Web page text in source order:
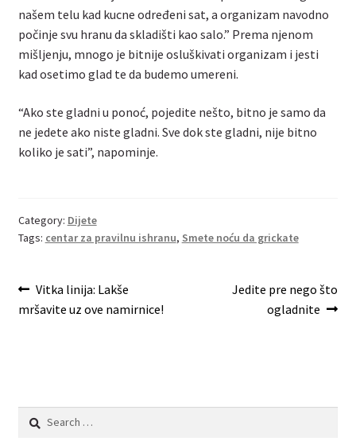
našem telu kad kucne određeni sat, a organizam navodno
počinje svu hranu da skladišti kao salo.” Prema njenom
mišljenju, mnogo je bitnije osluškivati organizam i jesti
kad osetimo glad te da budemo umereni.
“Ako ste gladni u ponoć, pojedite nešto, bitno je samo da
ne jedete ako niste gladni. Sve dok ste gladni, nije bitno
koliko je sati”, napominje.
Category: Dijete
Tags: centar za pravilnu ishranu, Smete noću da grickate
Post
navigation
Previous
post:
Vitka linija: Lakše
mršavite uz ove namirnice!
Next
Jedite pre nego što
ogladnite
Search